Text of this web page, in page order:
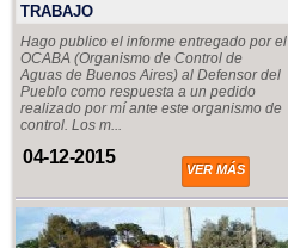
TRABAJO
Hago publico el informe entregado por el
OCABA (Organismo de Control de
Aguas de Buenos Aires) al Defensor del
Pueblo como respuesta a un pedido
realizado por mí ante este organismo de
control. Los m...
04-12-2015
VER MÁS